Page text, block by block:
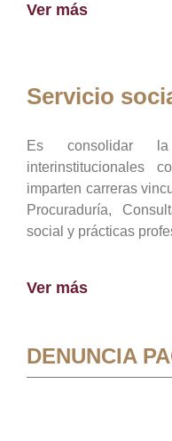
Ver más
Servicio
Es consolidar
interinstitucionales
imparten carreras
Procuraduría,
social y prácticas
Ver más
DENUNCIA